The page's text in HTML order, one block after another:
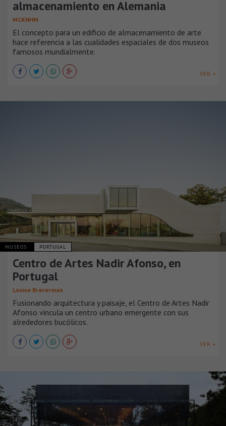
almacenamiento en Alemania
MCKNHM
El concepto para un edificio de almacenamiento de arte
hace referencia a las cualidades espaciales de dos museos
famosos mundialmente.
VER +
MUSEOS PORTUGAL
Centro de Artes Nadir Afonso, en
Portugal
Louise Braverman
Fusionando arquitectura y paisaje, el Centro de Artes Nadir
Afonso vincula un centro urbano emergente con sus
alrededores bucólicos.
VER +